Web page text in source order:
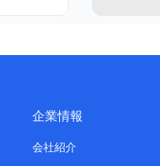
企業情報
会社紹介